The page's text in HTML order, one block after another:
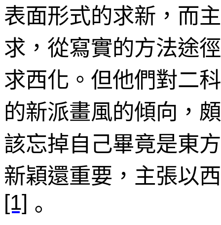
表面形式的求新，而
求，從寫實的方法途
求西化。但他們對二
的新派畫風的傾向，
該忘掉自己畢竟是東
新穎還重要，主張以
[1] 。